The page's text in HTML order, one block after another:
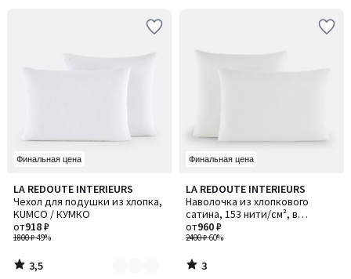
Финальная цена
LA REDOUTE INTERIEURS
Чехол для подушки из хлопка,
KUMCO / КУМКО
1800 ₽-49%
от918 ₽
3,5
/ 5
Количество
цветов:
5
3,5
/
Финальная цена
LA REDOUTE INTERIEURS
Наволочка из хлопкового
сатина, 153 нити/см², в
полоску Opale / Опаль
2400 ₽-60%
от960 ₽
3
/
5
3
/